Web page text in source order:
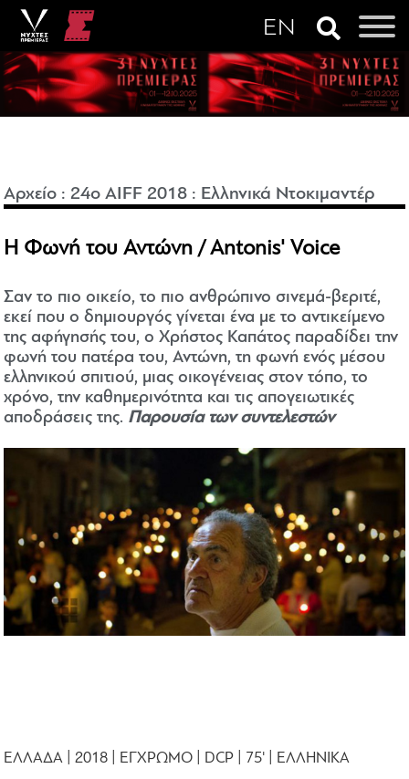
Αρχείο :24o AIFF 2018 : Ελληνικά Ντοκιμαντέρ
Η Φωνή του Αντώνη / Antonis' Voice
Σαν το πιο οικείο, το πιο ανθρώπινο σινεμά-βεριτέ,
εκεί που ο δημιουργός γίνεται ένα με το αντικείμενο
της αφήγησής του, ο Χρήστος Καπάτος παραδίδει την
φωνή του πατέρα του, Αντώνη, τη φωνή ενός μέσου
ελληνικού σπιτιού, μιας οικογένειας στον τόπο, το
χρόνο, την καθημερινότητα και τις απογειωτικές
αποδράσεις της. Παρουσία των συντελεστών
ΕΛΛΑΔΑ | 2018 | ΕΓΧΡΩΜΟ | DCP | 75' | ΕΛΛΗΝΙΚΑ